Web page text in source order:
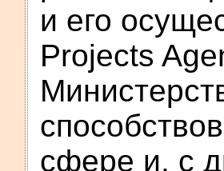
и его
Projects
сфере и, с